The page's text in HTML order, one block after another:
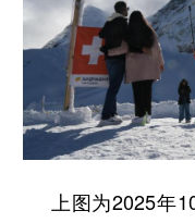
上图为2025年10